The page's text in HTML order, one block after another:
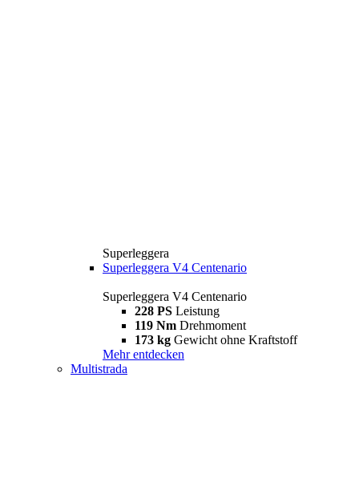
Superleggera
Superleggera V4 Centenario
Superleggera V4 Centenario
228 PS Leistung
119 Nm Drehmoment
173 kg Gewicht ohne Kraftstoff
Mehr entdecken
Multistrada